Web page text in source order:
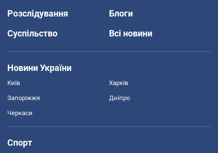
Розслідування
Блоги
Суспільство
Всі новини
Новини України
Київ Харків
Запоріжжя Дніпро
Черкаси
Спорт